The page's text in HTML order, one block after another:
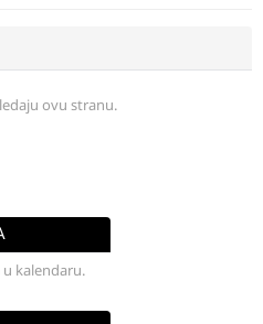
ovu stranu.
kalendaru.